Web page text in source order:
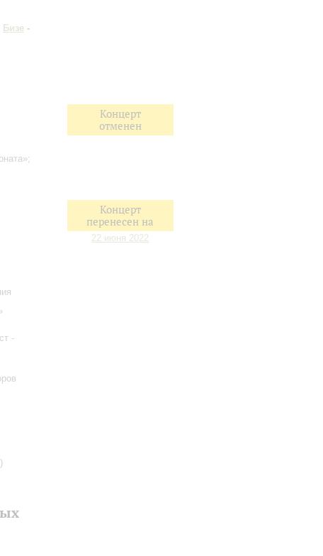
Бизе -
Концерт
отменен
Концерт
перенесен на
22 июня 2022
-